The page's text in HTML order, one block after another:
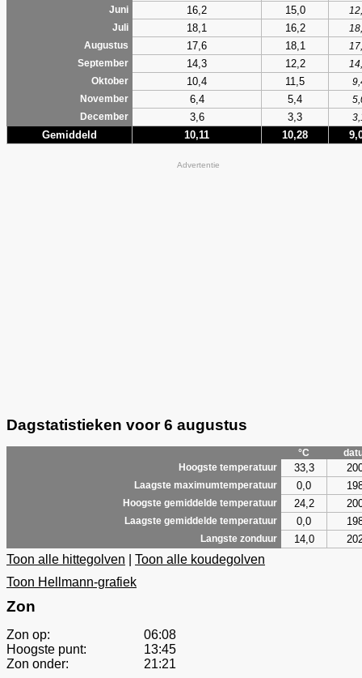
Juni
16,2 15,0
Juli
18,1 16,2
Augustus
17,6 18,1
September
14,3 12,2
Oktober
10,4 11,5
November
6,4 5,4
December
3,6 3,3
Gemiddeld 10,11 10,28
Advertentie
Dagstatistieken voor 6 augustus
°C
Hoogste temperatuur
33,3
Laagste maximumtemperatuur 0,0
Hoogste gemiddelde temperatuur 24,2
Laagste gemiddelde temperatuur 0,0
Langste zonduur 14,0
Toon alle hittegolven
Toon alle koudegolven
Toon Hellmann-grafiek
Zon
Zon op:
06:08
Hoogste punt:
13:45
Zon onder:
21:21